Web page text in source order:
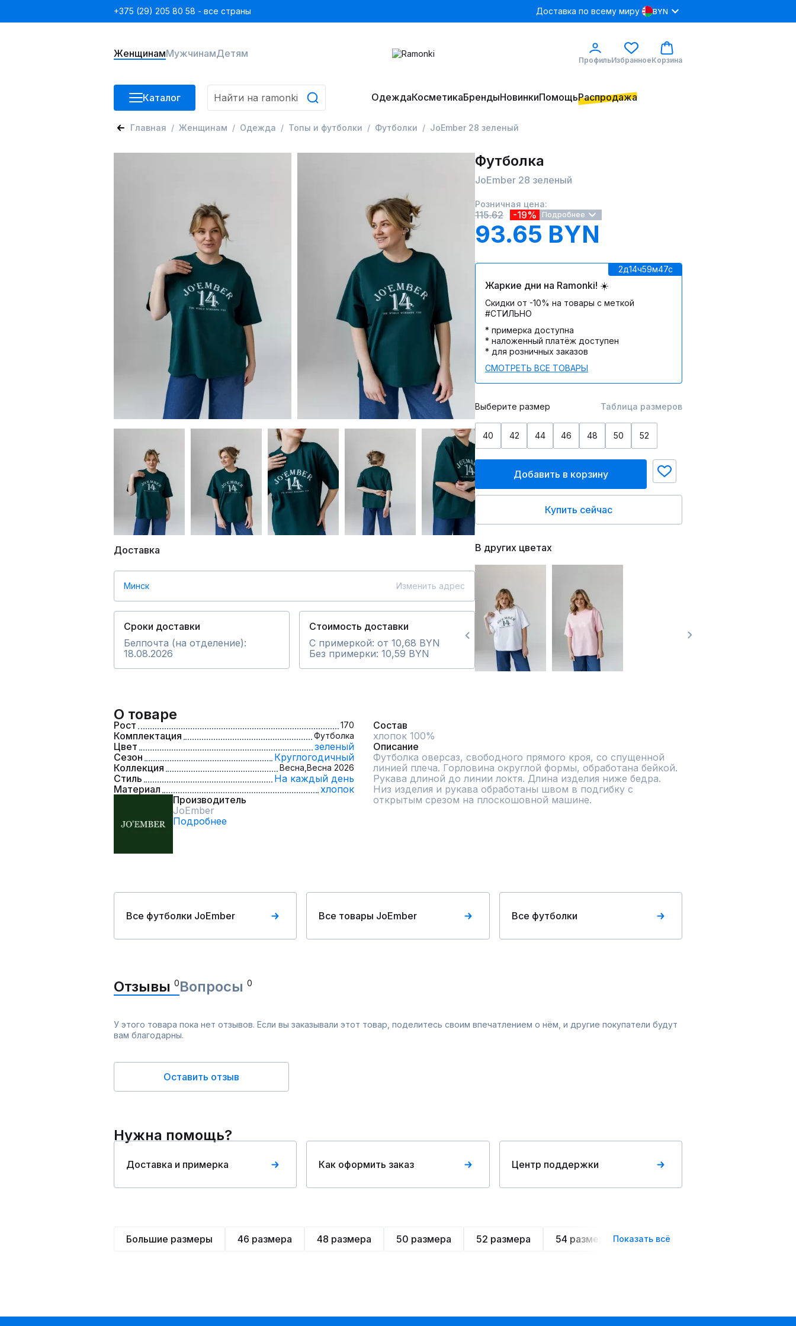
+375 (29) 205 80 58 - все страны Доставка по всему миру BYN
ЖенщинамМужчинамДетям
ПрофильИзбранноеКорзина
Каталог ОдеждаКосметикаБрендыНовинкиПомощьРаспродажа
Главная Женщинам Одежда Топы и футболки Футболки JoEmber 28 зеленый
Доставка
Минск Изменить адрес
Сроки доставки
Белпочта (на отделение):
18.08.2026
Стоимость доставки
С примеркой: от 10,68 BYN
Без примерки: 10,59 BYN
Футболка
JoEmber 28 зеленый
Розничная цена:
115.62 -19% Подробнее
93.65 BYN
2д14ч59м47c
Жаркие дни на Ramonki! ☀️
Скидки от -10% на товары с меткой
#СТИЛЬНО
* примерка доступна
* наложенный платёж доступен
* для розничных заказов
СМОТРЕТЬ ВСЕ ТОВАРЫ
Выберите размер Таблица размеров
40 42 44 46 48 50 52
Добавить в корзину
Купить сейчас
В других цветах
О товаре
Рост 170
Комплектация Футболка
Цвет
зеленый
Сезон
Круглогодичный
Коллекция
Весна, Весна 2026
Стиль
На каждый день
Материал
хлопок
Производитель
JoEmber
Подробнее
Состав
хлопок 100%
Описание
Футболка оверсаз, свободного прямого кроя, со спущенной
линией плеча. Горловина округлой формы, обработана бейкой.
Рукава длиной до линии локтя. Длина изделия ниже бедра.
Низ изделия и рукава обработаны швом в подгибку с
открытым срезом на плоскошовной машине.
Все футболки JoEmber Все товары JoEmber Все футболки
Отзывы 0Вопросы 0
У этого товара пока нет отзывов. Если вы заказывали этот товар, поделитесь своим впечатлением о нём, и другие покупатели будут
вам благодарны.
Оставить отзыв
Нужна помощь?
Доставка и примерка Как оформить заказ Центр поддержки
Большие размеры 46 размера 48 размера 50 размера 52 размера 54 размера Летние
Показать всё